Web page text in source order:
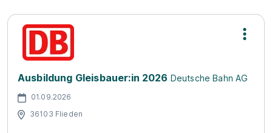
Ausbildung Gleisbauer:in 2026 Deutsche Bahn AG
01.09.2026
36103 Flieden